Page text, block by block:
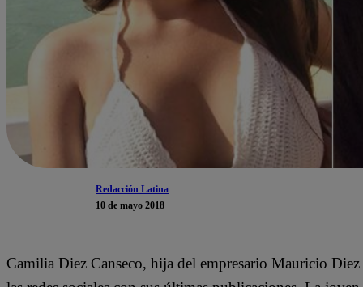
Redacción Latina
10 de mayo 2018
Camilia Diez Canseco, hija del empresario Mauricio